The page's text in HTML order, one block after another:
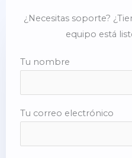
¿Necesitas soporte?
equipo está
Tu nombre
Tu correo electrónico